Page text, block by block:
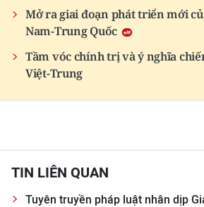
Mở ra giai đoạn phát triển mới
Nam-Trung Quốc
Tầm vóc chính trị và ý nghĩa
Việt-Trung
TIN LIÊN QUAN
Tuyên truyền pháp luật nhân dịp